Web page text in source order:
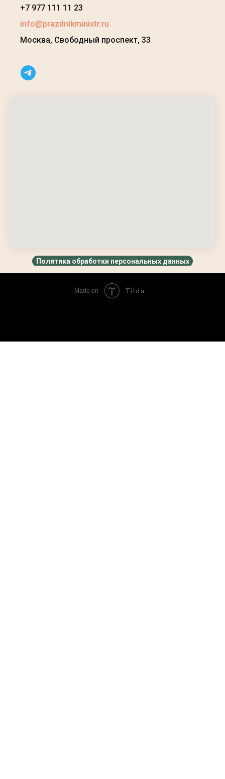
+7 977 111 11 23
info@prazdnikministr.ru
Москва, Свободный проспект, 33
Политика обработки персональных данных
Made on Tilda